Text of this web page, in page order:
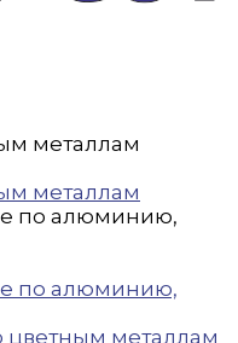
металлам
металлам
по алюминию,
по алюминию,
металлам